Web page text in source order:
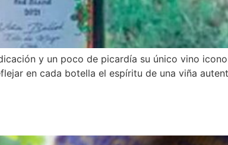
y un poco de picardía su único vino icono
en cada botella el espíritu de una viña